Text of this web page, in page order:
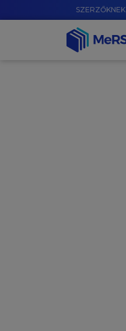
SZERZŐKNEK